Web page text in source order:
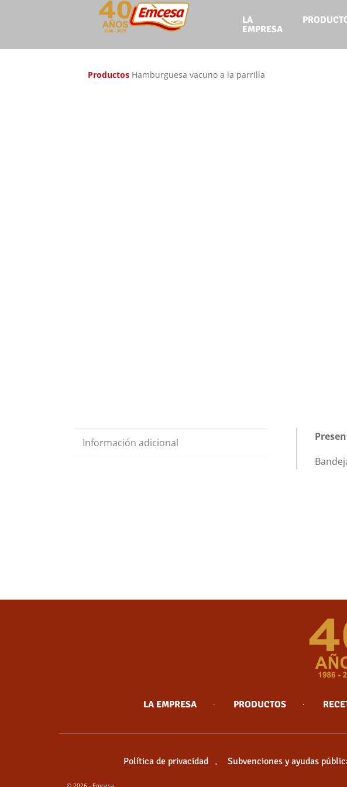
Ir
la
Ir
contenido
LA
EMPRESA
Productos Hamburguesa vacuno a la parrilla
Información adicional
LA EMPRESA PRODUCTOS
Política de privacidad Subvenciones y ayudas
© 2026 - Emcesa